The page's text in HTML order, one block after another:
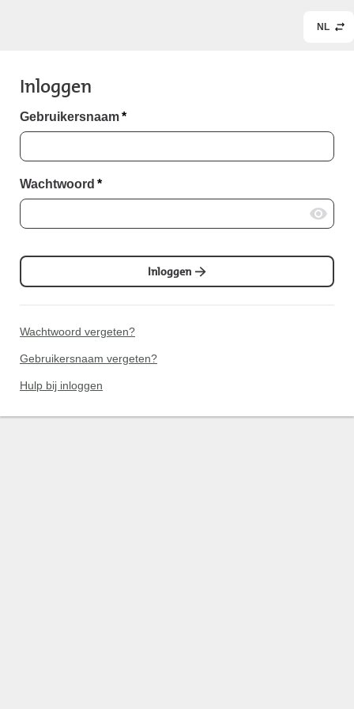
NL
Inloggen
Gebruikersnaam*
Wachtwoord *
Inloggen
Wachtwoord vergeten?
Gebruikersnaam vergeten?
Hulp bij inloggen